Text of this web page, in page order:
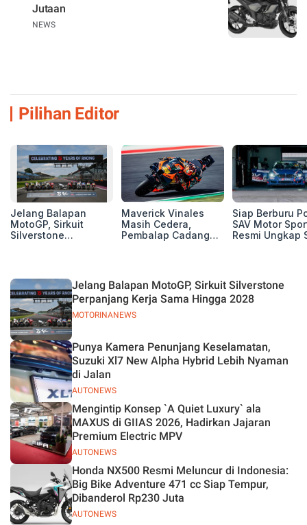
Jutaan
NEWS
Pilihan Editor
Jelang Balapan
MotoGP, Sirkuit
Silverstone
Maverick Vinales
Masih Cedera,
Pembalap Cadangan
Siap Berburu
SAV Motor
Resmi Ungkap
MOTORINANEWS
Jelang Balapan MotoGP, Sirkuit Silverstone
Perpanjang Kerja Sama Hingga 2028
AUTONEWS
Punya Kamera Penunjang Keselamatan,
Suzuki Xl7 New Alpha Hybrid Lebih Nyaman
di Jalan
AUTONEWS
Mengintip Konsep `A Quiet Luxury` ala
MAXUS di GIIAS 2026, Hadirkan Jajaran
Premium Electric MPV
AUTONEWS
Honda NX500 Resmi Meluncur di Indonesia:
Big Bike Adventure 471 cc Siap Tempur,
Dibanderol Rp230 Juta